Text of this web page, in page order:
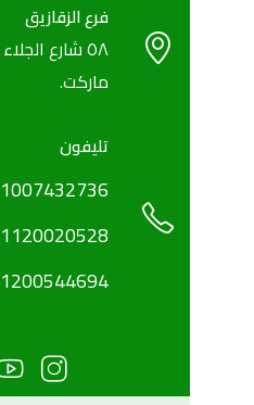
فرع الزقازيق
٥٨ شارع
ماركت.
تليفون